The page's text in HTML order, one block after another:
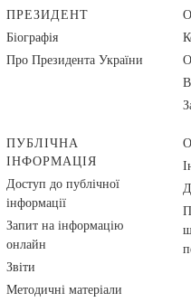
ПРЕЗИДЕНТ
Біографія
Про Президента України
ПУБЛІЧНА
ІНФОРМАЦІЯ
Доступ до публічної
інформації
Запит на інформацію
онлайн
Звіти
Методичні матеріали